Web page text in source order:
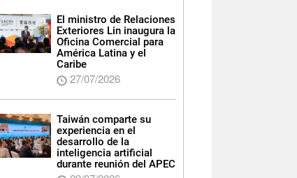
El ministro de Relaciones
Exteriores Lin inaugura la
Oficina Comercial para
América Latina y el
Caribe
27/07/2026
Taiwán comparte su
experiencia en el
desarrollo de la
inteligencia artificial
durante reunión del APEC